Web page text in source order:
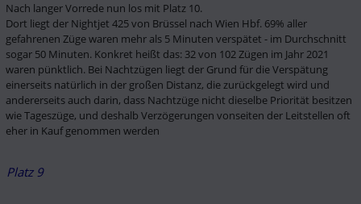
Nach langer Vorrede nun los mit Platz 10.
Dort liegt der Nightjet 425 von Brüssel nach Wien Hbf. 69% aller
gefahrenen Züge waren mehr als 5 Minuten verspätet - im Durchschnitt
sogar 50 Minuten. Konkret heißt das: 32 von 102 Zügen im Jahr 2021
waren pünktlich. Bei Nachtzügen liegt der Grund für die Verspätung
einerseits natürlich in der großen Distanz, die zurückgelegt wird und
andererseits auch darin, dass Nachtzüge nicht dieselbe Priorität besitzen
wie Tageszüge, und deshalb Verzögerungen vonseiten der Leitstellen oft
eher in Kauf genommen werden
Platz 9